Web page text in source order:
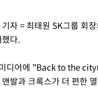
자 = 최태원 SK그룹 회
다.
디어에 "Back to the
발과 크록스가 더 편한